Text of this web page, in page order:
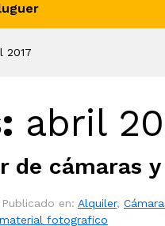
2017
abril
de cámaras
Publicado en: Alquiler,
fotografico